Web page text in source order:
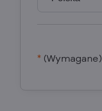
* (Wymagane)